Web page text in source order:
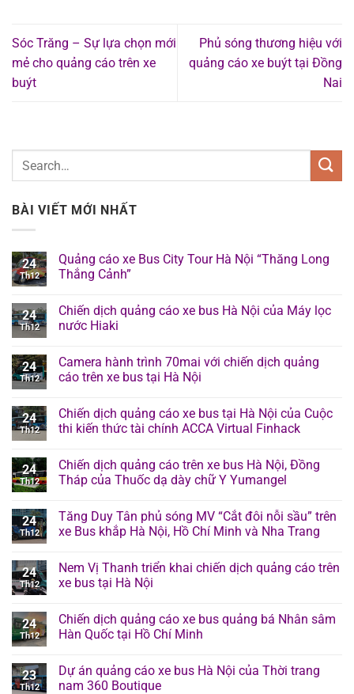
Sóc Trăng – Sự lựa chọn mới
mẻ cho quảng cáo trên xe
buýt
Phủ sóng thương hiệu với
quảng cáo xe buýt tại Đồng
Nai
BÀI VIẾT MỚI NHẤT
24
Th12
Quảng cáo xe Bus City Tour Hà Nội “Thăng Long
Thắng Cảnh”
24
Th12
Chiến dịch quảng cáo xe bus Hà Nội của Máy lọc
nước Hiaki
24
Th12
Camera hành trình 70mai với chiến dịch quảng
cáo trên xe bus tại Hà Nội
24
Th12
Chiến dịch quảng cáo xe bus tại Hà Nội của Cuộc
thi kiến thức tài chính ACCA Virtual Finhack
24
Th12
Chiến dịch quảng cáo trên xe bus Hà Nội, Đồng
Tháp của Thuốc dạ dày chữ Y Yumangel
24
Th12
Tăng Duy Tân phủ sóng MV “Cắt đôi nỗi sầu” trên
xe Bus khắp Hà Nội, Hồ Chí Minh và Nha Trang
24
Th12
Nem Vị Thanh triển khai chiến dịch quảng cáo trên
xe bus tại Hà Nội
24
Th12
Chiến dịch quảng cáo xe bus quảng bá Nhân sâm
Hàn Quốc tại Hồ Chí Minh
23
Th12
Dự án quảng cáo xe bus Hà Nội của Thời trang
nam 360 Boutique